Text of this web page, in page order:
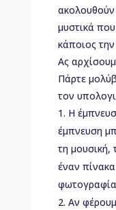
μυστικά
κάποιος
Ας
Πάρτε
τον
Η
έμπνευση
τη μουσική,
έναν
φωτογραφία
Αν